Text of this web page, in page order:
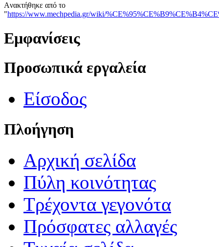
Ανακτήθηκε από το
"https://www.mechpedia.gr/wiki/
Εμφανίσεις
Προσωπικά εργαλεία
Είσοδος
Πλοήγηση
Αρχική σελίδα
Πύλη κοινότητας
Τρέχοντα γεγονότα
Πρόσφατες αλλαγές